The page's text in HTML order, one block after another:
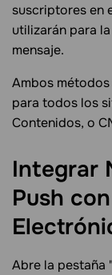
suscriptores en
utilizarán para la
mensaje.
Ambos
para todos los
Contenidos, o
Integrar
Push
Abre la pestaña